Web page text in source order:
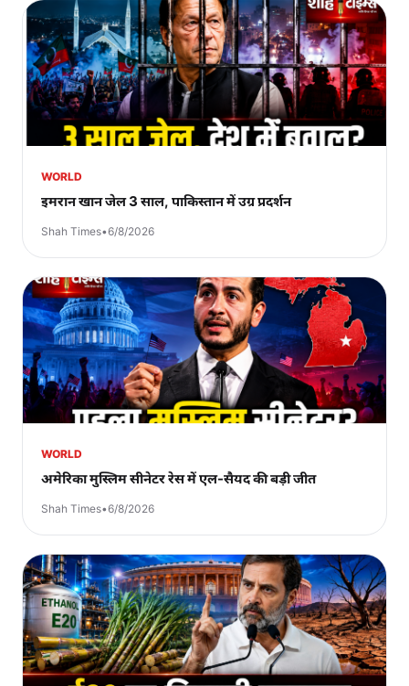
WORLD
इमरान खान जेल 3 साल, पाकिस्तान में उग्र प्रदर्शन
Shah Times•6/8/2026
WORLD
अमेरिका मुस्लिम सीनेटर रेस में एल-सैयद की बड़ी जीत
Shah Times•6/8/2026